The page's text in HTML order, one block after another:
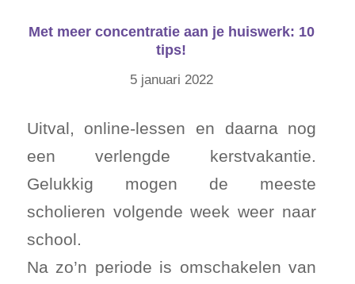
Met meer concentratie aan je huiswerk: 10
tips!
5 januari 2022
Uitval, online-lessen en daarna nog
een verlengde kerstvakantie.
Gelukkig mogen de meeste
scholieren volgende week weer naar
school.
Na zo’n periode is omschakelen van